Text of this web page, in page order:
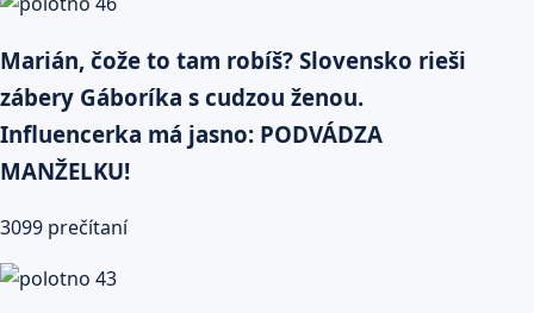
Marián, čože to tam robíš? Slovensko rieši
zábery Gáboríka s cudzou ženou.
Influencerka má jasno: PODVÁDZA
MANŽELKU!
3099 prečítaní